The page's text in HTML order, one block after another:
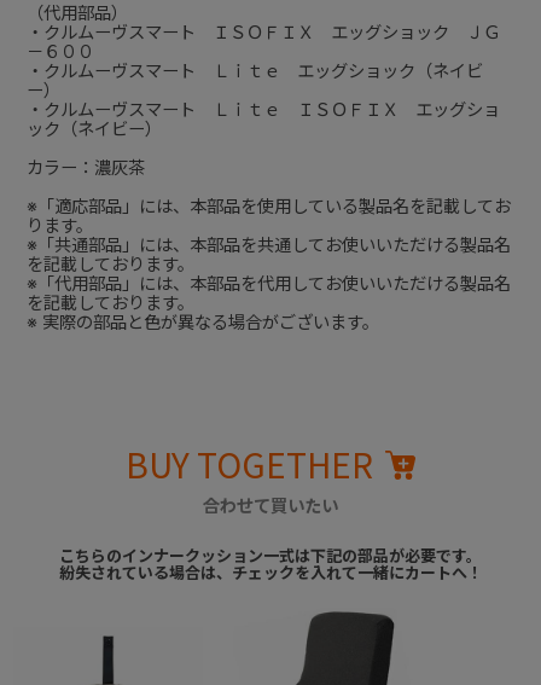
（代用部品）
・クルムーヴスマート ＩＳＯＦＩＸ エッグショック ＪＧ
－６００
・クルムーヴスマート Ｌｉｔｅ エッグショック（ネイビ
ー）
・クルムーヴスマート Ｌｉｔｅ ＩＳＯＦＩＸ エッグショ
ック（ネイビー）
カラー：濃灰茶
※「適応部品」には、本部品を使用している製品名を記載してお
ります。
※「共通部品」には、本部品を共通してお使いいただける製品名
を記載しております。
※「代用部品」には、本部品を代用してお使いいただける製品名
を記載しております。
※ 実際の部品と色が異なる場合がございます。
BUY TOGETHER
合わせて買いたい
こちらのインナークッション一式は下記の部品が必要です。
紛失されている場合は、チェックを入れて一緒にカートへ！